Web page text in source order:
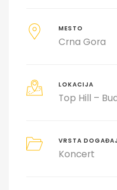
MESTO
Crna Gora
LOKACIJA
Top Hill –
VRSTA
Koncert